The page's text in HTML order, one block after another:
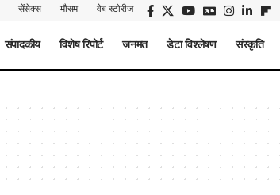
सेंसेक्स मौसम वेब स्टोरीज
संपादकीय विशेष रिपोर्ट जनमत डेटा विश्लेषण संस्कृति